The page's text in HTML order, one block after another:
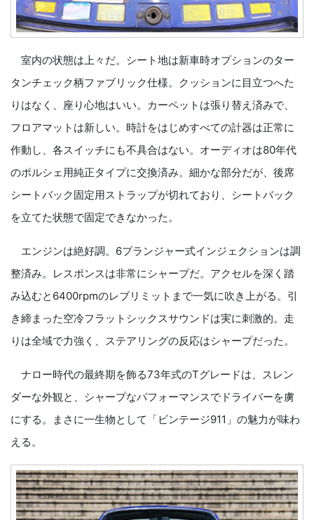
室内の状態は上々だ。シート地は新車時オプションのター
タンチェック柄ファブリック仕様。クッションに目立つへた
りはなく、座り心地はいい。カーペットは張り替え済みで、
フロアマットは新しい。時計をはじめすべての計器は正常に
作動し、各スイッチにも不具合はない。オーディオは80年代
のポルシェ用純正タイプに交換済み。細かな部分だが、後席
シートバック固定用ストラップが切れており、シートバック
を立てた状態で固定できなかった。
エンジンは絶好調。6プランジャー式インジェクションは調
整済み。レスポンスは非常にシャープだ。アクセルを深く踏
み込むと6400rpmのレブリミットまで一気に吹き上がる。引
き締まった空冷フラットシックスサウンドは実に刺激的。走
りは全域で力強く、ステアリングの反応はシャープだった。
ナロー時代の最終期を飾る73年式のTグレードは、スレン
ダーな外観と、シャープなパフォーマンスでドライバーを虜
にする。まさに一生物として「ビンテージ911」の魅力が味わ
える。